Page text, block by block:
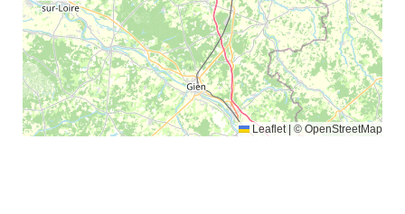
Leaflet © OpenStreetMap